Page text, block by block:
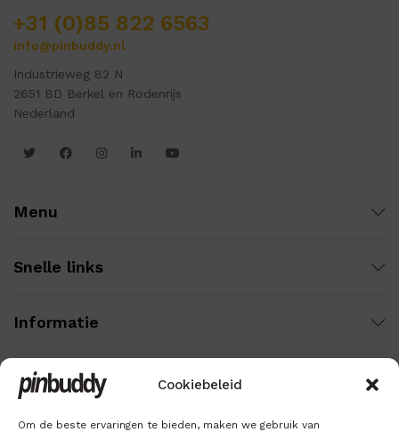
Cookiebeleid
Om de beste ervaringen te bieden, maken we gebruik van
+31 (0)85 822 6563
info@pinbuddy.nl
Industrieweg 82 N
2651 BD Berkel en Rodenrijs
Nederland
Menu
Snelle links
Informatie